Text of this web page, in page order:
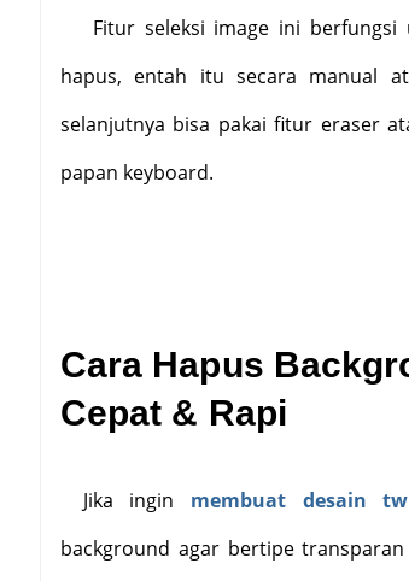
Fitur seleksi image ini
hapus, entah itu secara manual
selanjutnya bisa pakai fitur eraser
papan keyboard.
Cara Hapus
Cepat & Rapi
Jika ingin membuat desain
background agar bertipe